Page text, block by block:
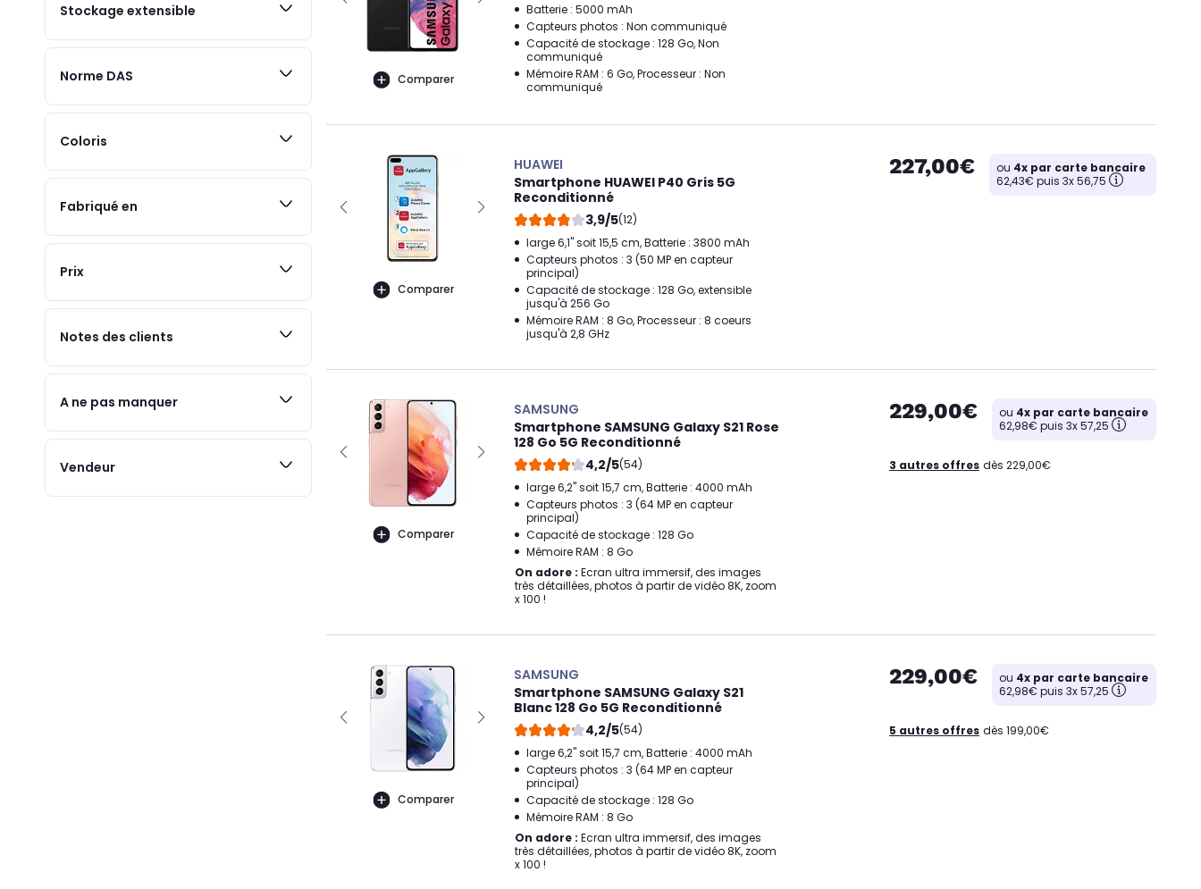
Stockage extensible
Norme DAS
Coloris
Fabriqué en
Prix
Notes des clients
A ne pas manquer
Vendeur
Comparer
Batterie : 5000 mAh
Capteurs photos : Non communiqué
Capacité de stockage : 128 Go, Non
communiqué
Mémoire RAM : 6 Go, Processeur : Non
communiqué
Comparer
HUAWEI
Smartphone HUAWEI P40 Gris 5G
Reconditionné
3,9/5(12)
large 6,1" soit 15,5 cm, Batterie : 3800 mAh
Capteurs photos : 3 (50 MP en capteur
principal)
Capacité de stockage : 128 Go, extensible
jusqu'à 256 Go
Mémoire RAM : 8 Go, Processeur : 8 coeurs
jusqu'à 2,8 GHz
227,00€ ou 4x par carte bancaire
62,43€ puis 3x 56,75
Comparer
SAMSUNG
Smartphone SAMSUNG Galaxy S21 Rose
128 Go 5G Reconditionné
4,2/5(54)
large 6,2" soit 15,7 cm, Batterie : 4000 mAh
Capteurs photos : 3 (64 MP en capteur
principal)
Capacité de stockage : 128 Go
Mémoire RAM : 8 Go
On adore : Ecran ultra immersif, des images
très détaillées, photos à partir de vidéo 8K, zoom
x 100 !
229,00€ ou 4x par carte bancaire
62,98€ puis 3x 57,25
3 autres offres dès 229,00€
Comparer
SAMSUNG
Smartphone SAMSUNG Galaxy S21
Blanc 128 Go 5G Reconditionné
4,2/5(54)
large 6,2" soit 15,7 cm, Batterie : 4000 mAh
Capteurs photos : 3 (64 MP en capteur
principal)
Capacité de stockage : 128 Go
Mémoire RAM : 8 Go
On adore : Ecran ultra immersif, des images
très détaillées, photos à partir de vidéo 8K, zoom
x 100 !
229,00€ ou 4x par carte bancaire
62,98€ puis 3x 57,25
5 autres offres dès 199,00€